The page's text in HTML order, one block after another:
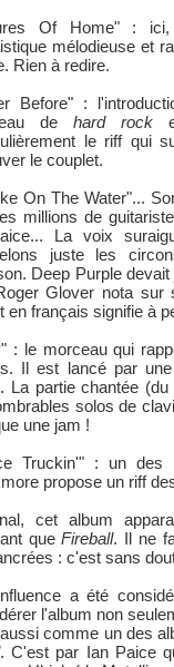
Of Home" : ici,
mélodieuse et
Rien à redire.
Before" :
dehard rock
le riff qui
le couplet.
On The Water"...
millions de
La voix
juste les
Deep Purple
Glover nota sur
en français signifie à
: le morceau qui
Il est lancé par
La partie chantée
solos de
une jam !
Truckin'" : un des
propose un riff
cet album
queFireball. Il ne
: c'est sans
a été
l'album non
comme un des
. C'est par Ian Paice